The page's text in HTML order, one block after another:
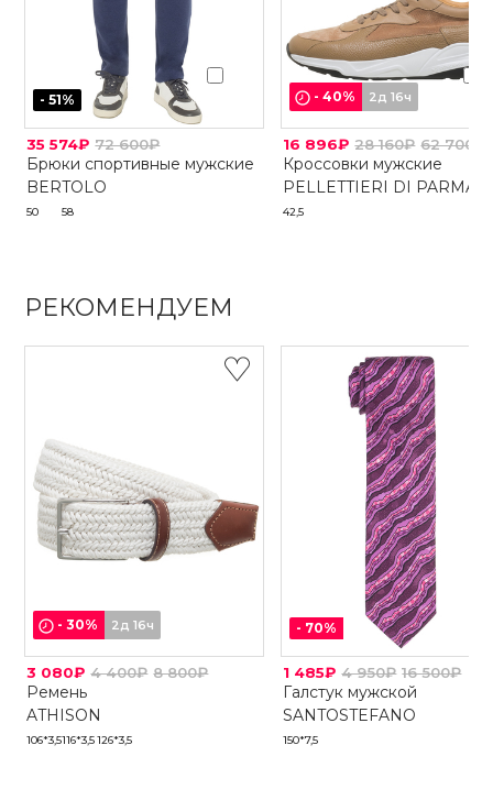
-51%
35 574₽ 72 600₽
Брюки спортивные мужские
BERTOLO
50 58
-40% 2д 16ч
16 896₽ 28 160₽ 62 700₽
Кроссовки мужские
PELLETTIERI DI PARMA
42,5
РЕКОМЕНДУЕМ
-30% 2д 16ч
3 080₽ 4 400₽ 8 800₽
Ремень
ATHISON
106*3,5116*3,5126*3,5
- 70%
1 485₽ 4 950₽ 16 500₽
Галстук мужской
SANTOSTEFANO
150*7,5